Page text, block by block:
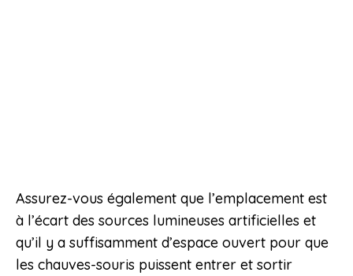
Assurez-vous également que l’emplacement est
à l’écart des sources lumineuses artificielles et
qu’il y a suffisamment d’espace ouvert pour que
les chauves-souris puissent entrer et sortir